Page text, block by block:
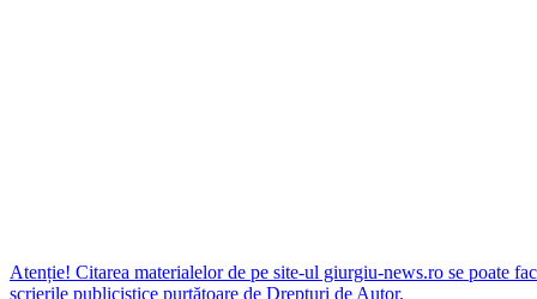
Atenție! Citarea materialelor de pe site-ul giurgiu-news.ro se poate
scrierile publicistice purtătoare de Drepturi de Autor.